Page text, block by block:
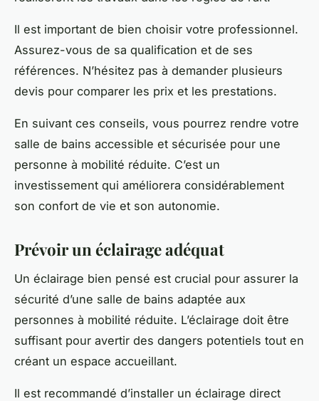
Il est important de bien choisir votre professionnel.
Assurez-vous de sa qualification et de ses
références. N’hésitez pas à demander plusieurs
devis pour comparer les prix et les prestations.
En suivant ces conseils, vous pourrez rendre votre
salle de bains accessible et sécurisée pour une
personne à mobilité réduite. C’est un
investissement qui améliorera considérablement
son confort de vie et son autonomie.
Prévoir un éclairage adéquat
Un éclairage bien pensé est crucial pour assurer la
sécurité d’une salle de bains adaptée aux
personnes à mobilité réduite. L’éclairage doit être
suffisant pour avertir des dangers potentiels tout en
créant un espace accueillant.
Il est recommandé d’installer un éclairage direct